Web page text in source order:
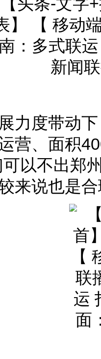
度带动下
营、面积
可以不出郑
来说也是合